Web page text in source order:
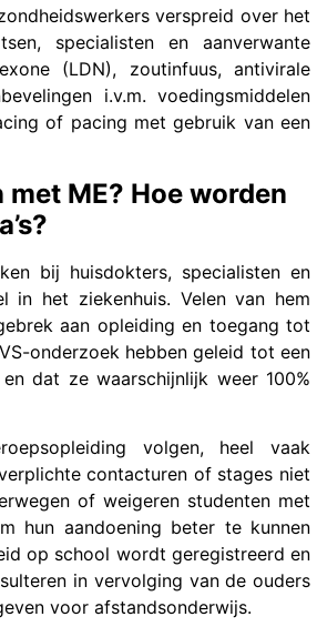
verspreid over het
specialisten en aanverwante
(LDN), zoutinfuus, antivirale
i.v.m. voedingsmiddelen
of pacing met gebruik van een
ME? Hoe worden
bij huisdokters, specialisten en
in het ziekenhuis. Velen van hem
aan opleiding en toegang tot
onderzoek hebben geleid tot een
dat ze waarschijnlijk weer 100%
volgen, heel vaak
contacturen of stages niet
of weigeren studenten met
hun aandoening beter te kunnen
op school wordt geregistreerd en
in vervolging van de ouders
voor afstandsonderwijs.